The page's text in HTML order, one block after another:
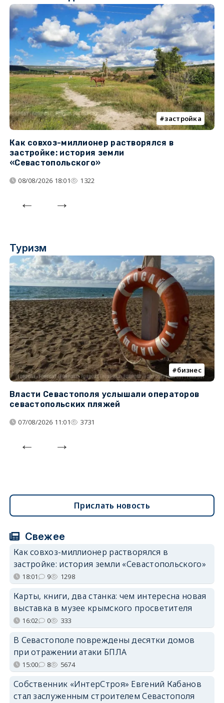
застройка
Как совхоз-миллионер растворялся в
застройке: история земли
«Севастопольского»
08/08/2026 18:01 1322
Туризм
бизнес
Власти Севастополя услышали операторов
севастопольских пляжей
07/08/2026 11:01 3731
Прислать новость
Свежее
Как совхоз-миллионер растворялся в
застройке: история земли «Севастопольского»
18:01 9 1298
Карты, книги, два станка: чем интересна новая
выставка в музее крымского просветителя
16:02 0 333
В Севастополе повреждены десятки домов
при отражении атаки БПЛА
15:00 8 5674
Собственник «ИнтерСтроя» Евгений Кабанов
стал заслуженным строителем Севастополя